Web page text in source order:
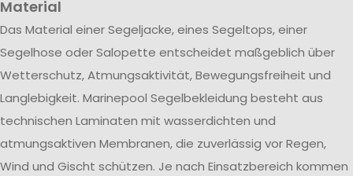
Material
Das Material einer Segeljacke, eines Segeltops, einer
Segelhose oder Salopette entscheidet maßgeblich über
Wetterschutz, Atmungsaktivität, Bewegungsfreiheit und
Langlebigkeit. Marinepool Segelbekleidung besteht aus
technischen Laminaten mit wasserdichten und
atmungsaktiven Membranen, die zuverlässig vor Regen,
Wind und Gischt schützen. Je nach Einsatzbereich kommen